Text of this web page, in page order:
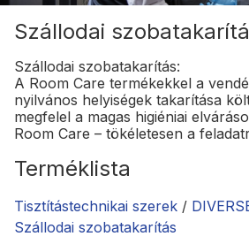
Szállodai
Szállodai szobatakarítás:
A Room Care termékekkel a
nyilvános helyiségek takarítása
megfelel a magas higiéniai
Room Care – tökéletesen a
Terméklista
Tisztítástechnikai szerek /
Szállodai szobatakarítás